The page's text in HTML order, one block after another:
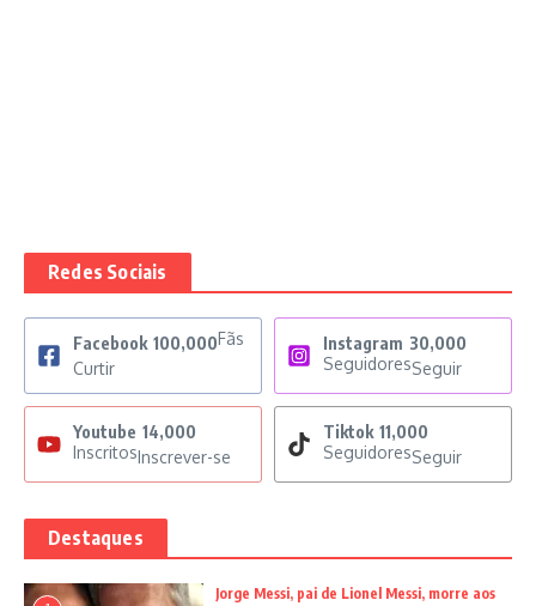
Redes Sociais
Facebook 100,000Fãs
Curtir
Instagram 30,000
SeguidoresSeguir
Youtube 14,000
InscritosInscrever-se
Tiktok 11,000
SeguidoresSeguir
Destaques
Jorge Messi, pai de Lionel Messi, morre aos